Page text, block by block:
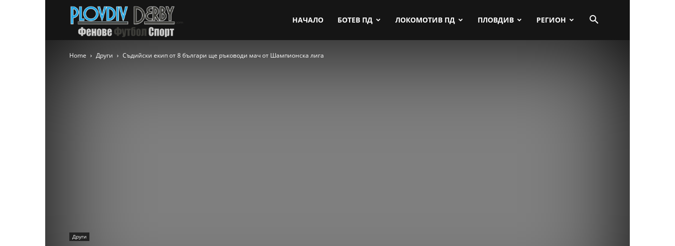
НАЧАЛО БОТЕВ ПД ЛОКОМОТИВ ПД ПЛОВДИВ РЕГИОН
Home Други Съдийски екип от 8 българи ще ръководи мач от Шампионска лига
Други